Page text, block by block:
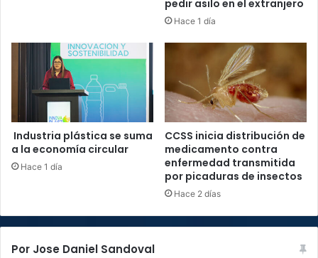
pedir asilo en el extranjero
Hace 1 día
Industria plástica se suma
a la economía circular
Hace 1 día
CCSS inicia distribución de
medicamento contra
enfermedad transmitida
por picaduras de insectos
Hace 2 días
Por Jose Daniel Sandoval